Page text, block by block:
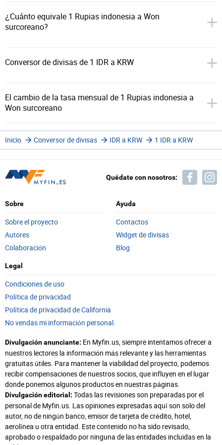
¿Cuánto equivale 1 Rupias indonesia a Won
surcoreano?
Conversor de divisas de 1 IDR a KRW
El cambio de la tasa mensual de 1 Rupias indonesia a
Won surcoreano
Inicio Conversor de divisas IDR a KRW 1 IDR a KRW
Quédate con nosotros:
Sobre
Sobre el proyecto
Autores
Colaboración
Ayuda
Contactos
Widget de divisas
Blog
Legal
Condiciones de uso
Política de privacidad
Política de privacidad de California
No vendas mi información personal.
Divulgación anunciante: En Myfin.us, siempre intentamos ofrecer a
nuestros lectores la información más relevante y las herramientas
gratuitas útiles. Para mantener la viabilidad del proyecto, podemos
recibir compensaciones de nuestros socios, que influyen en el lugar
donde ponemos algunos productos en nuestras páginas.
Divulgación editorial: Todas las revisiones son preparadas por el
personal de Myfin.us. Las opiniones expresadas aquí son solo del
autor, no de ningún banco, emisor de tarjeta de crédito, hotel,
aerolínea u otra entidad. Este contenido no ha sido revisado,
aprobado o respaldado por ninguna de las entidades incluidas en la